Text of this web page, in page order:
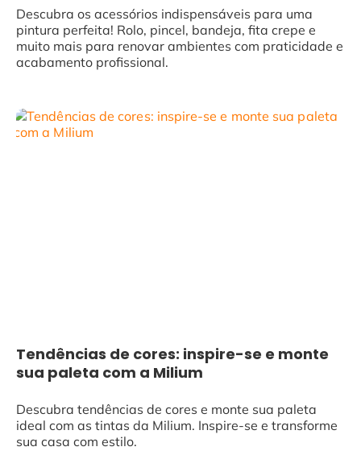
Descubra os acessórios indispensáveis para uma
pintura perfeita! Rolo, pincel, bandeja, fita crepe e
muito mais para renovar ambientes com praticidade e
acabamento profissional.
Tendências de cores: inspire-se e monte
sua paleta com a Milium
Descubra tendências de cores e monte sua paleta
ideal com as tintas da Milium. Inspire-se e transforme
sua casa com estilo.